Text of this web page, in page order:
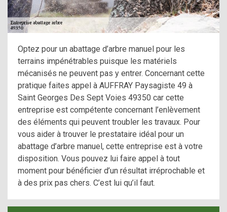
Optez pour un abattage d’arbre manuel pour les
terrains impénétrables puisque les matériels
mécanisés ne peuvent pas y entrer. Concernant cette
pratique faites appel à AUFFRAY Paysagiste 49 à
Saint Georges Des Sept Voies 49350 car cette
entreprise est compétente concernant l’enlèvement
des éléments qui peuvent troubler les travaux. Pour
vous aider à trouver le prestataire idéal pour un
abattage d’arbre manuel, cette entreprise est à votre
disposition. Vous pouvez lui faire appel à tout
moment pour bénéficier d’un résultat irréprochable et
à des prix pas chers. C’est lui qu’il faut.